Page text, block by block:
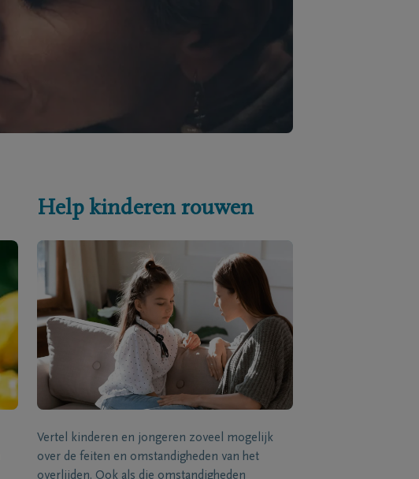
Help kinderen rouwen
Vertel kinderen en jongeren zoveel mogelijk
over de feiten en omstandigheden van het
overlijden. Ook als die omstandigheden